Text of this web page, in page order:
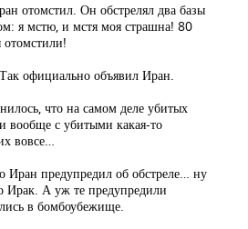
отомстил. Он обстрелял два базы
я мстю, и мстя моя страшна! 80
официально объявил Иран.
что на самом деле убитых
вообще с убитыми какая-то
вовсе…
Иран предупредил об обстреле… ну
Ирак. А уж те предупредили
в бомбоубежище.